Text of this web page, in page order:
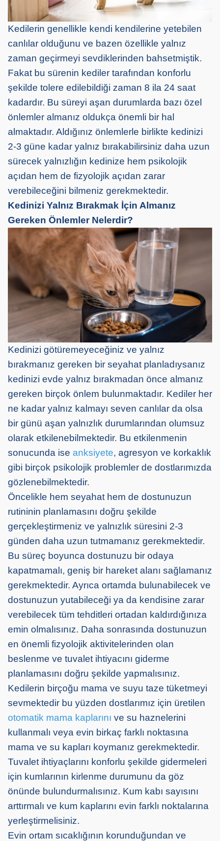
Kedilerin genellikle kendi kendilerine yetebilen
canlılar olduğunu ve bazen özellikle yalnız
zaman geçirmeyi sevdiklerinden bahsetmiştik.
Fakat bu sürenin kediler tarafından konforlu
şekilde tolere edilebildiği zaman 8 ila 24 saat
kadardır. Bu süreyi aşan durumlarda bazı özel
önlemler almanız oldukça önemli bir hal
almaktadır. Aldığınız önlemlerle birlikte kedinizi
2-3 güne kadar yalnız bırakabilirsiniz daha uzun
sürecek yalnızlığın kedinize hem psikolojik
açıdan hem de fizyolojik açıdan zarar
verebileceğini bilmeniz gerekmektedir.
Kedinizi Yalnız Bırakmak İçin Almanız
Gereken Önlemler Nelerdir?
Kedinizi götüremeyeceğiniz ve yalnız
bırakmanız gereken bir seyahat planladıysanız
kedinizi evde yalnız bırakmadan önce almanız
gereken birçok önlem bulunmaktadır. Kediler her
ne kadar yalnız kalmayı seven canlılar da olsa
bir günü aşan yalnızlık durumlarından olumsuz
olarak etkilenebilmektedir. Bu etkilenmenin
sonucunda ise anksiyete, agresyon ve korkaklık
gibi birçok psikolojik problemler de dostlarımızda
gözlenebilmektedir.
Öncelikle hem seyahat hem de dostunuzun
rutininin planlamasını doğru şekilde
gerçekleştirmeniz ve yalnızlık süresini 2-3
günden daha uzun tutmamanız gerekmektedir.
Bu süreç boyunca dostunuzu bir odaya
kapatmamalı, geniş bir hareket alanı sağlamanız
gerekmektedir. Ayrıca ortamda bulunabilecek ve
dostunuzun yutabileceği ya da kendisine zarar
verebilecek tüm tehditleri ortadan kaldırdığınıza
emin olmalısınız. Daha sonrasında dostunuzun
en önemli fizyolojik aktivitelerinden olan
beslenme ve tuvalet ihtiyacını giderme
planlamasını doğru şekilde yapmalısınız.
Kedilerin birçoğu mama ve suyu taze tüketmeyi
sevmektedir bu yüzden dostlarımız için üretilen
otomatik mama kaplarını ve su haznelerini
kullanmalı veya evin birkaç farklı noktasına
mama ve su kapları koymanız gerekmektedir.
Tuvalet ihtiyaçlarını konforlu şekilde gidermeleri
için kumlarının kirlenme durumunu da göz
önünde bulundurmalısınız. Kum kabı sayısını
arttırmalı ve kum kaplarını evin farklı noktalarına
yerleştirmelisiniz.
Evin ortam sıcaklığının korunduğundan ve